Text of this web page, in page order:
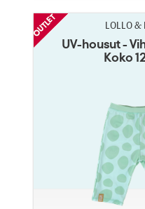
LOLLO &
UV-housut -
Koko